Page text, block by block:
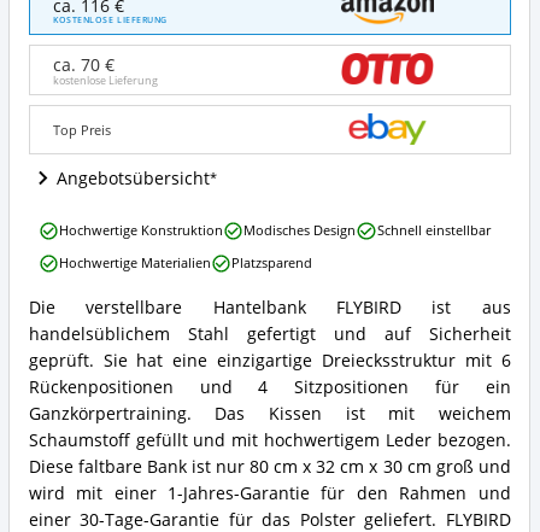
Verstellbare
Bank
Utility-
Hantelbank
Angebote:
ist
diese
Schrägbank
ca. 116 €
KOSTENLOSE LIEFERUNG
ca. 70 €
kostenlose Lieferung
Top Preis
Angebotsübersicht
FLYBIRD
Verstellbare
Bank
Utility-
Hantelbank
Zusammenfassung:
Was
bietet
diese
Schrägbank?
Die verstellbare Hantelbank FLYBIRD ist aus
handelsüblichem Stahl gefertigt und auf Sicherheit
geprüft. Sie hat eine einzigartige Dreiecksstruktur mit 6
Rückenpositionen und 4 Sitzpositionen für ein
Ganzkörpertraining. Das Kissen ist mit weichem
Schaumstoff gefüllt und mit hochwertigem Leder bezogen.
Diese faltbare Bank ist nur 80 cm x 32 cm x 30 cm groß und
wird mit einer 1-Jahres-Garantie für den Rahmen und
einer 30-Tage-Garantie für das Polster geliefert. FLYBIRD
FLYBIRD
Verstellbare
Bank
Hantelbank
Vorteile:
Was
spricht
für
diese
Schrägbank?
Hochwertige Konstruktion Modisches Design
Schnell einstellbar
Hochwertige Materialien
Platzsparend